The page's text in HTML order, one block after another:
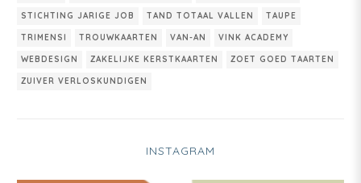
STICHTING JARIGE JOB TAND TOTAAL VALLEN TAUPE
TRIMENSI TROUWKAARTEN VAN-AN VINK ACADEMY
WEBDESIGN ZAKELIJKE KERSTKAARTEN ZOET GOED TAARTEN
ZUIVER VERLOSKUNDIGEN
INSTAGRAM